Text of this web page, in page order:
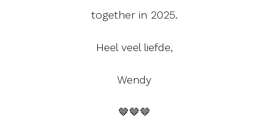
together in 2025.
Heel veel liefde,
Wendy
🤎🤎🤎